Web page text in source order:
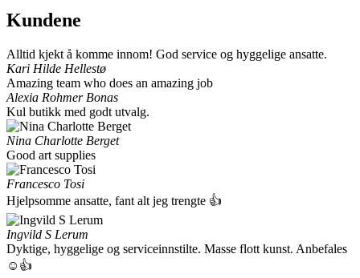
Kundene
Alltid kjekt å komme innom! God service og hyggelige ansatte.
Kari Hilde Hellestø
Amazing team who does an amazing job
Alexia Rohmer Bonas
Kul butikk med godt utvalg.
Nina Charlotte Berget
Good art supplies
Francesco Tosi
Hjelpsomme ansatte, fant alt jeg trengte 👍
Ingvild S Lerum
Dyktige, hyggelige og serviceinnstilte. Masse flott kunst. Anbefales
☺👍